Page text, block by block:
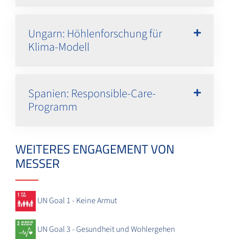
Ungarn: Höhlenforschung für
Klima-Modell
Spanien: Responsible-Care-
Programm
WEITERES ENGAGEMENT VON
MESSER
UN Goal 1 - Keine Armut
UN Goal 3 - Gesundheit und Wohlergehen